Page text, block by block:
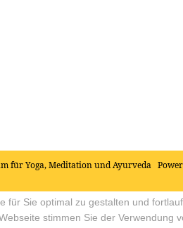
für Yoga, Meditation und Ayurveda
für Sie optimal zu gestalten und
stimmen Sie der Verwendung